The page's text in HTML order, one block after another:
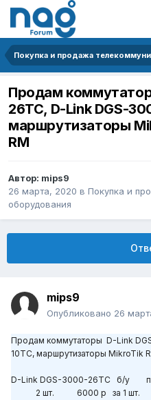
Продам
26TC, D-Link DGS-
маршрутизаторы
RM
Автор: mips9
26 марта, 2020 в Покупка и
оборудования
mips9
Опубликовано 26
Продам коммутаторы D-Link
10TC, маршрутизаторы MikroTik
D-Link DGS-3000-
2 шт. 6000 р за 1 шт.